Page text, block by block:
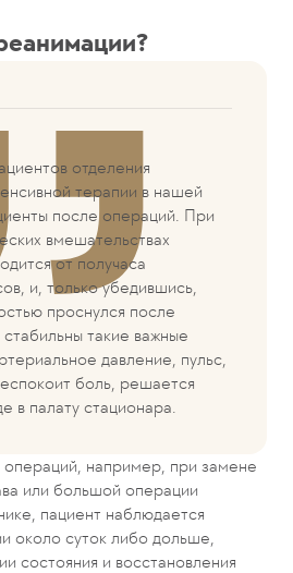
отделения
терапии в нашей
после операций. При
вмешательствах
от получаса
и, только убедившись,
проснулся после
такие важные
давление, пульс,
боль, решается
в палату стационара.
например, при замене
или большой операции
пациент наблюдается
около суток либо дольше,
состояния и восстановления